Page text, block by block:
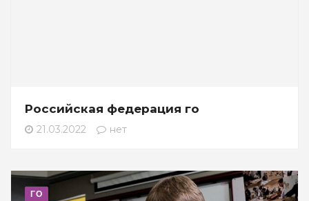
Российская федерация го
21.03.2022 нет
ГО